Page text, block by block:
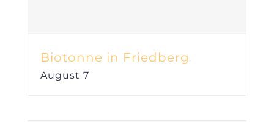
Biotonne in Friedberg
August 7